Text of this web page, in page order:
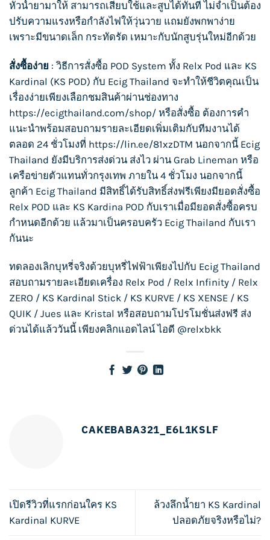
หัวน้ำยามาให้ สามารถเสียบใช้และสูบได้ทันที ไม่จำเป็นต้อง
ปรับความแรงหรือกำลังไฟให้วุ่นวาย แถมยังพกพาง่าย
เพราะมีขนาดเล็ก กระทัดรัด เหมาะกับนักสูบรุ่นใหม่อีกด้วย
สั่งซื้อง่าย : วิธีการสั่งซื้อ POD System ทั้ง Relx Pod และ KS
Kardinal (KS POD) กับ Ecig Thailand จะทำให้ชีวิตคุณเป็น
เรื่องง่ายเพียงเลือกชมสินค้าผ่านช่องทาง
https://ecigthailand.com/shop/ หรือสั่งซื้อ ต้องการคำ
แนะนำพร้อมสอบถามรายละเอียดเพิ่มเติมกับทีมงานได้
ตลอด 24 ชั่วโมงที่ https://lin.ee/81xzDTM นอกจากนี้ Ecig
Thailand ยังมีบริการส่งด่วน ส่งไว ผ่าน Grab Lineman หรือ
เครือข่ายตัวแทนทั่วกรุงเทพ ภายใน 4 ชั่วโมง นอกจากนี้
ลูกค้า Ecig Thailand มีสิทธิ์ได้รับสิทธิ์ส่งฟรีเพียงมียอดสั่งซื้อ
Relx POD และ KS Kardina POD กับเราเมื่อมียอดสั่งซื้อครบ
กำหนดอีกด้วย แล้วมาเป็นครอบครัว Ecig Thailand กับเรา
กันนะ
ทดลองเลิกบุหรี่จริงด้วยบุหรี่ไฟฟ้าเพียงไปกับ Ecig Thailand
สอบถามรายละเอียดเครื่อง Relx Pod / Relx Infinity / Relx
ZERO / KS Kardinal Stick / KS KURVE / KS XENSE / KS
QUIK / Jues และ Kristal หรือสอบถามโปรโมชั่นส่งฟรี ส่ง
ด่วนได้แล้ววันนี้ เพียงคลิกแอดไลน์ ไอดี @relxbkk
CAKEBABA321_E6L1KSLF
เปิดรีวิวที่แรกก่อนใคร KS
Kardinal KURVE
ล้วงลึกน้ำยา KS Kardinal
ปลอดภัยจริงหรือไม่?